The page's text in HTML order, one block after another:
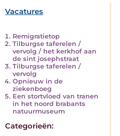
Vacatures
Remigratietop
Tilburgse taferelen /
vervolg / het kerkhof aan
de sint josephstraat
Tilburgse taferelen /
vervolg
Opnieuw in de
ziekenboeg
Een stortvloed van tranen
in het noord brabants
natuurmuseum
Categorieën: